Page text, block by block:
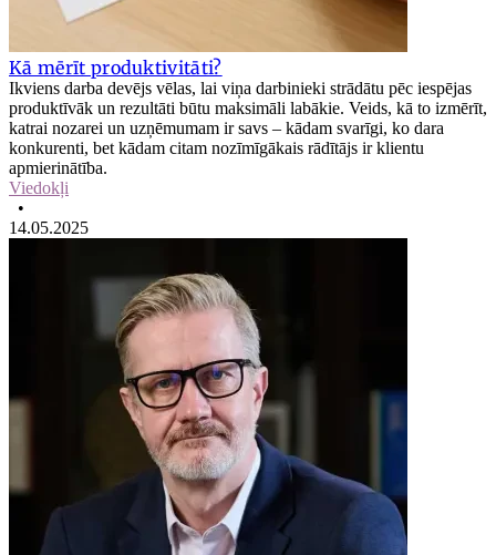
Kā mērīt produktivitāti?
Ikviens darba devējs vēlas, lai viņa darbinieki strādātu pēc iespējas
produktīvāk un rezultāti būtu maksimāli labākie. Veids, kā to izmērīt,
katrai nozarei un uzņēmumam ir savs – kādam svarīgi, ko dara
konkurenti, bet kādam citam nozīmīgākais rādītājs ir klientu
apmierinātība.
Viedokļi
•
14.05.2025